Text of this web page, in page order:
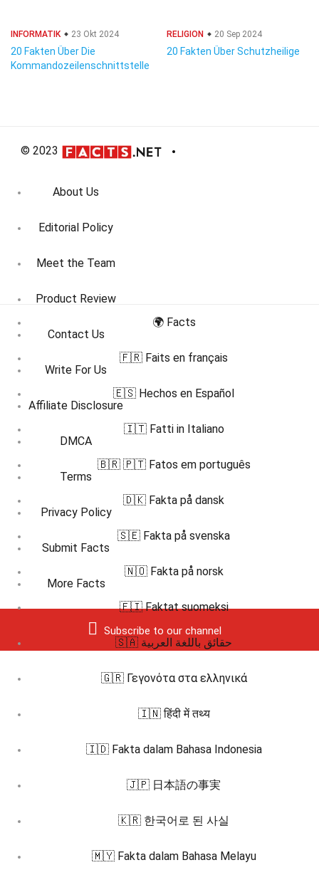
INFORMATIK 23 Okt 2024
20 Fakten Über Die
Kommandozeilenschnittstelle
RELIGION 20 Sep 2024
20 Fakten Über Schutzheilige
© 2023
About Us
Editorial Policy
Meet the Team
Product Review
Contact Us
Write For Us
Affiliate Disclosure
DMCA
Terms
Privacy Policy
Submit Facts
More Facts
Subscribe to our channel
🌍 Facts
🇫🇷 Faits en français
🇪🇸 Hechos en Español
🇮🇹 Fatti in Italiano
🇧🇷 🇵🇹 Fatos em português
🇩🇰 Fakta på dansk
🇸🇪 Fakta på svenska
🇳🇴 Fakta på norsk
🇫🇮 Faktat suomeksi
🇸🇦 حقائق باللغة العربية
🇬🇷 Γεγονότα στα ελληνικά
🇮🇳 हिंदी में तथ्य
🇮🇩 Fakta dalam Bahasa Indonesia
🇯🇵 日本語の事実
🇰🇷 한국어로 된 사실
🇲🇾 Fakta dalam Bahasa Melayu